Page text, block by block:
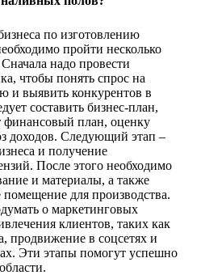
по изготовлению
пройти несколько
надо провести
чтобы понять спрос на
и выявить конкурентов в
составить бизнес-план,
финансовый план, оценку
доходов. Следующий этап –
и получение
После этого необходимо
и материалы, а также
для производства.
о маркетинговых
клиентов, таких как
продвижение в соцсетях и
Эти этапы помогут успешно